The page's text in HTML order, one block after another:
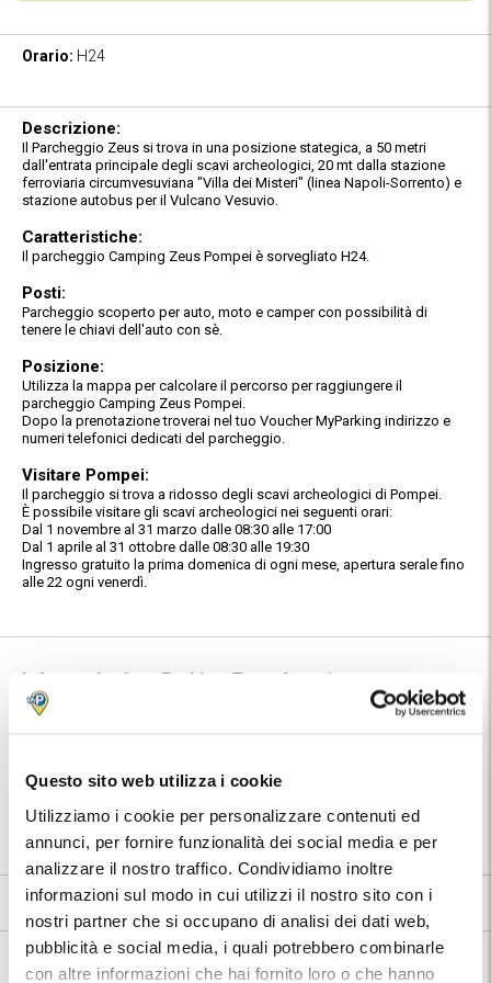
Questo sito web utilizza i cookie
Utilizziamo i cookie per personalizzare contenuti ed
annunci, per fornire funzionalità dei social media e per
analizzare il nostro traffico. Condividiamo inoltre
informazioni sul modo in cui utilizzi il nostro sito con i
nostri partner che si occupano di analisi dei dati web,
pubblicità e social media, i quali potrebbero combinarle
con altre informazioni che hai fornito loro o che hanno
Orario: H24
Descrizione:
Il Parcheggio Zeus si trova in una posizione stategica, a 50 metri
dall'entrata principale degli scavi archeologici, 20 mt dalla stazione
ferroviaria circumvesuviana "Villa dei Misteri" (linea Napoli-Sorrento) e
stazione autobus per il Vulcano Vesuvio.
Caratteristiche:
Il parcheggio Camping Zeus Pompei è sorvegliato H24.
Posti:
Parcheggio scoperto per auto, moto e camper con possibilità di
tenere le chiavi dell'auto con sè.
Posizione:
Utilizza la mappa per calcolare il percorso per raggiungere il
parcheggio Camping Zeus Pompei.
Dopo la prenotazione troverai nel tuo Voucher MyParking indirizzo e
numeri telefonici dedicati del parcheggio.
Visitare Pompei:
Il parcheggio si trova a ridosso degli scavi archeologici di Pompei.
È possibile visitare gli scavi archeologici nei seguenti orari:
Dal 1 novembre al 31 marzo dalle 08:30 alle 17:00
Dal 1 aprile al 31 ottobre dalle 08:30 alle 19:30
Ingresso gratuito la prima domenica di ogni mese, apertura serale fino
alle 22 ogni venerdì.
Informazioni su Parking Zeus Area 1
⭐ Votato dai clienti:
📍 Destinazioni servite:
9.2 108 recensioniVedi tutte
Nelle vicinanze:
Camping Zeus Pompei si trova vicinissimo all'ingresso degli Scavi